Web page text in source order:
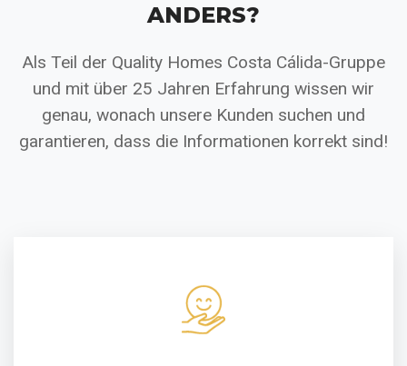
ANDERS?
Als Teil der Quality Homes Costa Cálida-Gruppe
und mit über 25 Jahren Erfahrung wissen wir
genau, wonach unsere Kunden suchen und
garantieren, dass die Informationen korrekt sind!